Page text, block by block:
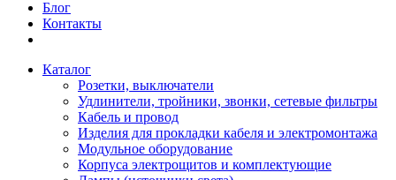
Блог
Контакты
Каталог
Розетки, выключатели
Удлинители, тройники, звонки, сетевые фильтры
Кабель и провод
Изделия для прокладки кабеля и электромонтажа
Модульное оборудование
Корпуса электрощитов и комплектующие